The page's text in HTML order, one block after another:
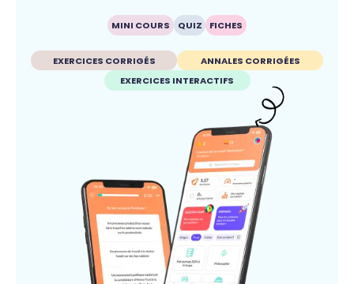
MINI COURS QUIZ FICHES
EXERCICES CORRIGÉS
ANNALES CORRIGÉES
EXERCICES INTERACTIFS